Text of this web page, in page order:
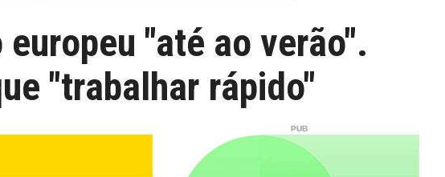
"até ao verão".
"trabalhar rápido"